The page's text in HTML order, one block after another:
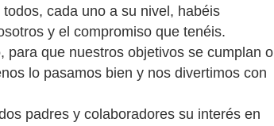
cada uno a su nivel, habéis
y el compromiso que tenéis.
que nuestros objetivos se cumplan o
lo pasamos bien y nos divertimos con
padres y colaboradores su interés en